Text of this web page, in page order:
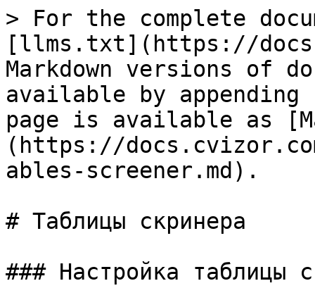
> For the complete
[llms.txt](https://
Markdown versions of
available by
page is available as
(https://
ables-screener.md).
# Таблицы скринера
### Настройка таблицы